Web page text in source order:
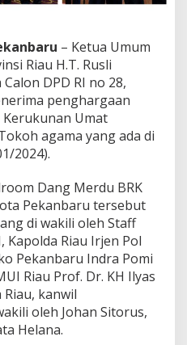
– Ketua Umum
Riau H.T. Rusli
DPD RI no 28,
penghargaan
Umat
agama yang ada di
2024).
Dang Merdu BRK
Pekanbaru tersebut
di wakili oleh Staff
Kapolda Riau Irjen Pol
Pekanbaru Indra Pomi
Riau Prof. Dr. KH Ilyas
Riau, kanwil
oleh Johan Sitorus,
Helana.